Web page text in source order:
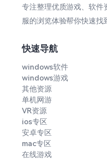
专注整理优质游戏、软件
服的浏览体验帮你快速找
快速导航
windows软件
windows游戏
其他资源
单机网游
VR资源
ios专区
安卓专区
mac专区
在线游戏